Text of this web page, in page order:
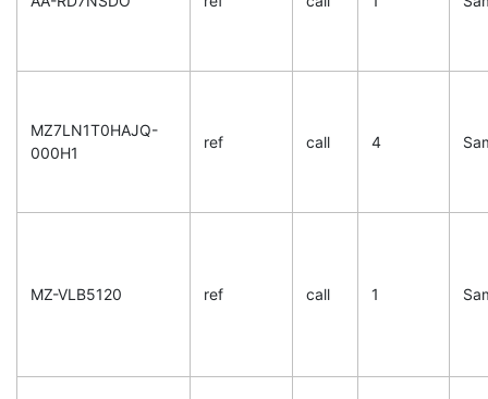
MZ7LN1T0HAJQ-
000H1
ref call 4
MZ-VLB5120 ref call 1